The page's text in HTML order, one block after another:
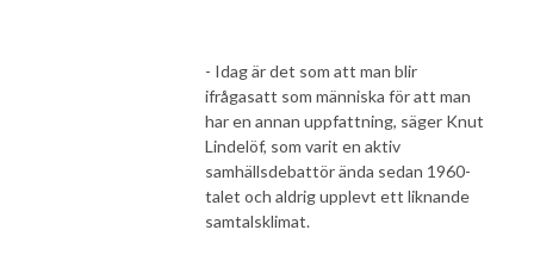
- Idag är det som att man blir
ifrågasatt som människa för att man
har en annan uppfattning, säger Knut
Lindelöf, som varit en aktiv
samhällsdebattör ända sedan 1960-
talet och aldrig upplevt ett liknande
samtalsklimat.